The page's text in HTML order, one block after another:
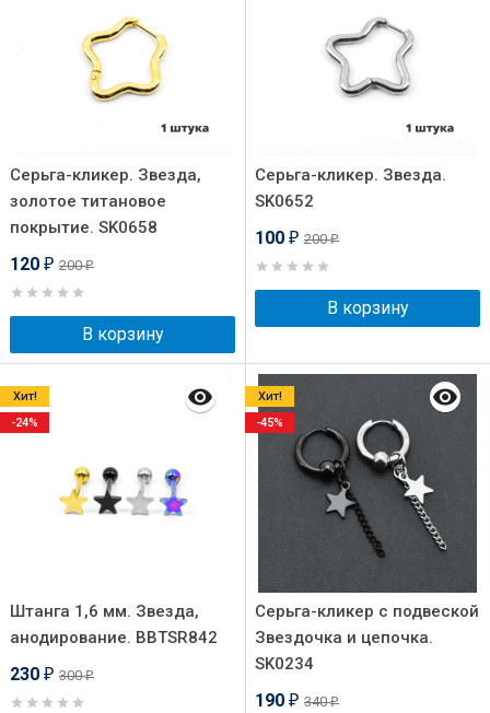
Серьга-кликер. Звезда,
золотое титановое
покрытие. SK0658
120 ₽ 200₽
В корзину
Серьга-кликер. Звезда.
SK0652
100 ₽ 200₽
В корзину
Штанга 1,6 мм. Звезда,
анодирование. BBTSR842
230 ₽ 300₽
Хит!
-24%
Серьга-кликер с подвеской
Звездочка и цепочка.
SK0234
190 ₽ 340₽
Хит!
-45%